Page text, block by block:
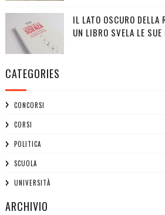
IL LATO OSCURO
UN LIBRO SVELA LE
CATEGORIES
CONCORSI
CORSI
POLITICA
SCUOLA
UNIVERSITÀ
ARCHIVIO